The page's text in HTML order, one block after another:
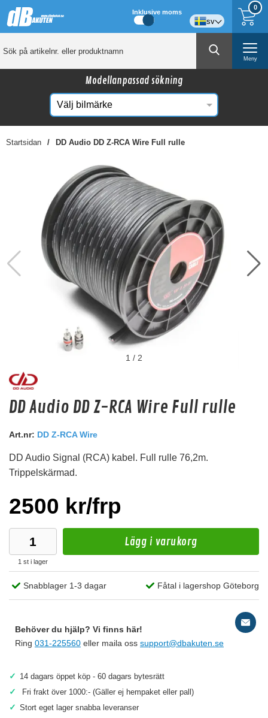
0
Inklusive moms
sv
Meny
Modellanpassad sökning
Startsidan DD Audio DD Z-RCA Wire Full rulle
Kanske någon av dessa produkter kan intressera
dig?
Kabelstrumpa 4-NS10BK6
Passar 6-12mm2 kabel
Snabblager 1-3 dagar
1 / 2
DD Audio DD Z-RCA Wire Full rulle
Art.nr: DD Z-RCA Wire
DD Audio Signal (RCA) kabel. Full rulle 76,2m.
Trippelskärmad.
2500 kr/frp
1 st i lager
Lägg i varukorg
Snabblager 1-3 dagar Fåtal i lagershop Göteborg
Behöver du hjälp? Vi finns här!
Ring 031-225560 eller maila oss support@dbakuten.se
✓ 14 dagars öppet köp - 60 dagars bytesrätt
✓ Fri frakt över 1000:- (Gäller ej hempaket eller pall)
✓ Stort eget lager snabba leveranser